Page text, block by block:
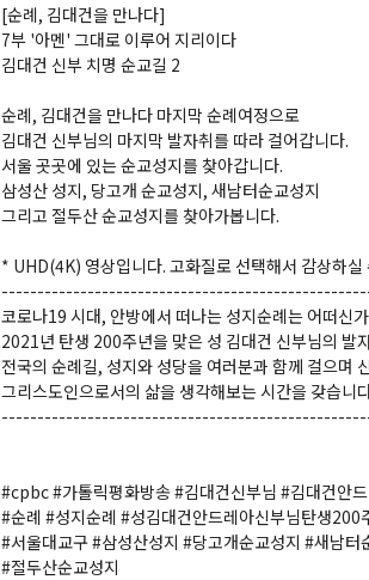
[순례, 김대건을 만나다]
7부 '아멘' 그대로 이루어 지리이다
김대건 신부 치명 순교길 2
순례, 김대건을 만나다 마지막 순례여정으로
김대건 신부님의 마지막 발자취를 따라 걸어갑니다.
서울 곳곳에 있는 순교성지를 찾아갑니다.
삼성산 성지, 당고개 순교성지, 새남터순교성지
그리고 절두산 순교성지를 찾아가봅니다.
* UHD(4K) 영상입니다. 고화질로 선택해서 감상하실
코로나19 시대, 안방에서 떠나는 성지순례는 어떠신
2021년 탄생 200주년을 맞은 성 김대건 신부님의 발
전국의 순례길, 성지와 성당을 여러분과 함께 걸으며
그리스도인으로서의 삶을 생각해보는 시간을 갖습니
#cpbc #가톨릭평화방송 #김대건신부님 #김대건안
#순례 #성지순례 #성김대건안드레아신부님탄생200
#서울대교구 #삼성산성지 #당고개순교성지 #새남터
#절두산순교성지